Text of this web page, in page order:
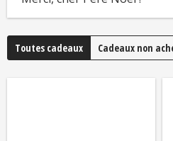
Toutes cadeaux Cadeaux non